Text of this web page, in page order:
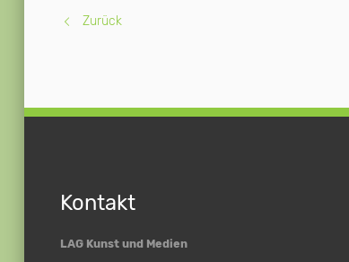
Zurück
Kontakt
LAG Kunst und Medien